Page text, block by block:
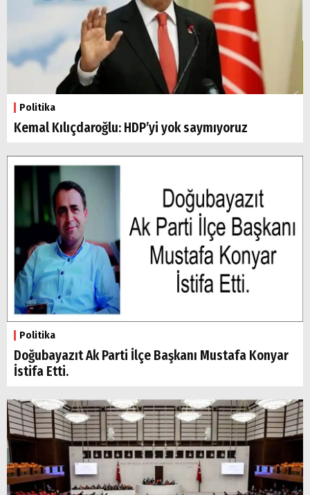
Politika
Kemal Kılıçdaroğlu: HDP’yi yok saymıyoruz
Politika
Doğubayazıt Ak Parti İlçe Başkanı Mustafa Konyar
İstifa Etti.